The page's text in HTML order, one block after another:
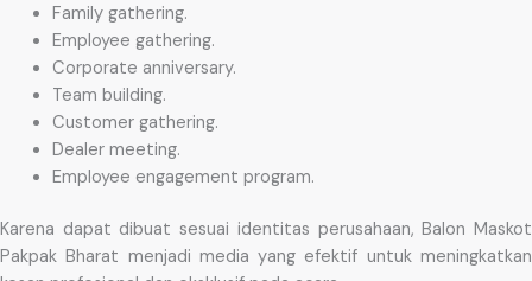
Family gathering.
Employee gathering.
Corporate anniversary.
Team building.
Customer gathering.
Dealer meeting.
Employee engagement program.
Karena dapat dibuat sesuai identitas perusahaan, Balon Maskot
Pakpak Bharat menjadi media yang efektif untuk meningkatkan